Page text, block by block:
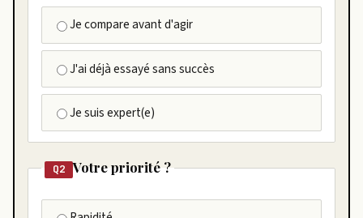
Je compare avant d'agir
J'ai déjà essayé sans succès
Je suis expert(e)
Q2 Votre priorité ?